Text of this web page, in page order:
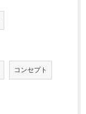
コンセプト